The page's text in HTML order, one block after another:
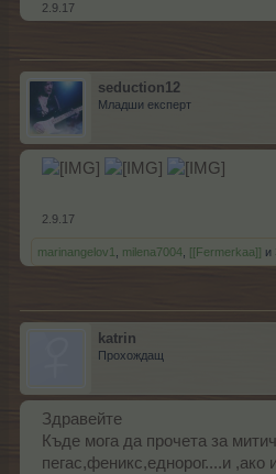
2.9.17
seduction12
Младши експерт
2.9.17
marinangelov1 milena7004 [[Fermerkaa]] и
katrin
Прохождащ
Здравейте
Къде мога да прочета за
пегас,феникс,еднорог....и ,ако